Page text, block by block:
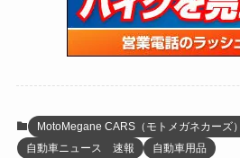
(109)
(5) (5)
(27)
(60)
(38)
(59)
(41)
(16)
(4)
MotoMegane CARS（モトメガネカーズ
自動車ニュース 速報
自動車用品